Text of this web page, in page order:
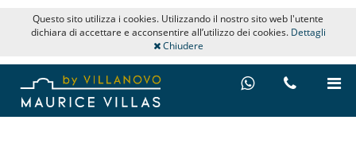
Questo sito utilizza i cookies. Utilizzando il nostro sito web l'utente
dichiara di accettare e acconsentire all’utilizzo dei cookies. Dettagli
Chiudere